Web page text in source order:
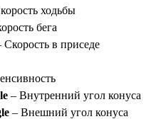
ходьбы
бега
Скорость в приседе
– Внутренний угол конуса
– Внешний угол конуса